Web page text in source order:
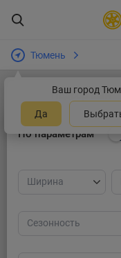
Тюмень
Ваш город
Да
Подбор шин
По параметрам
Ширина
Сезонность